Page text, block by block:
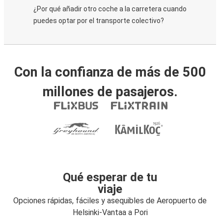
¿Por qué añadir otro coche a la carretera cuando
puedes optar por el transporte colectivo?
Con la confianza de más de 500
millones de pasajeros.
Qué esperar de tu
viaje
Opciones rápidas, fáciles y asequibles de Aeropuerto de
Helsinki-Vantaa a Pori